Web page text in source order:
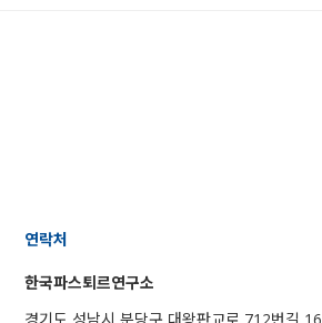
연락처
한국파스퇴르연구소
경기도 성남시 분당구 대왕판교로 712번길 16